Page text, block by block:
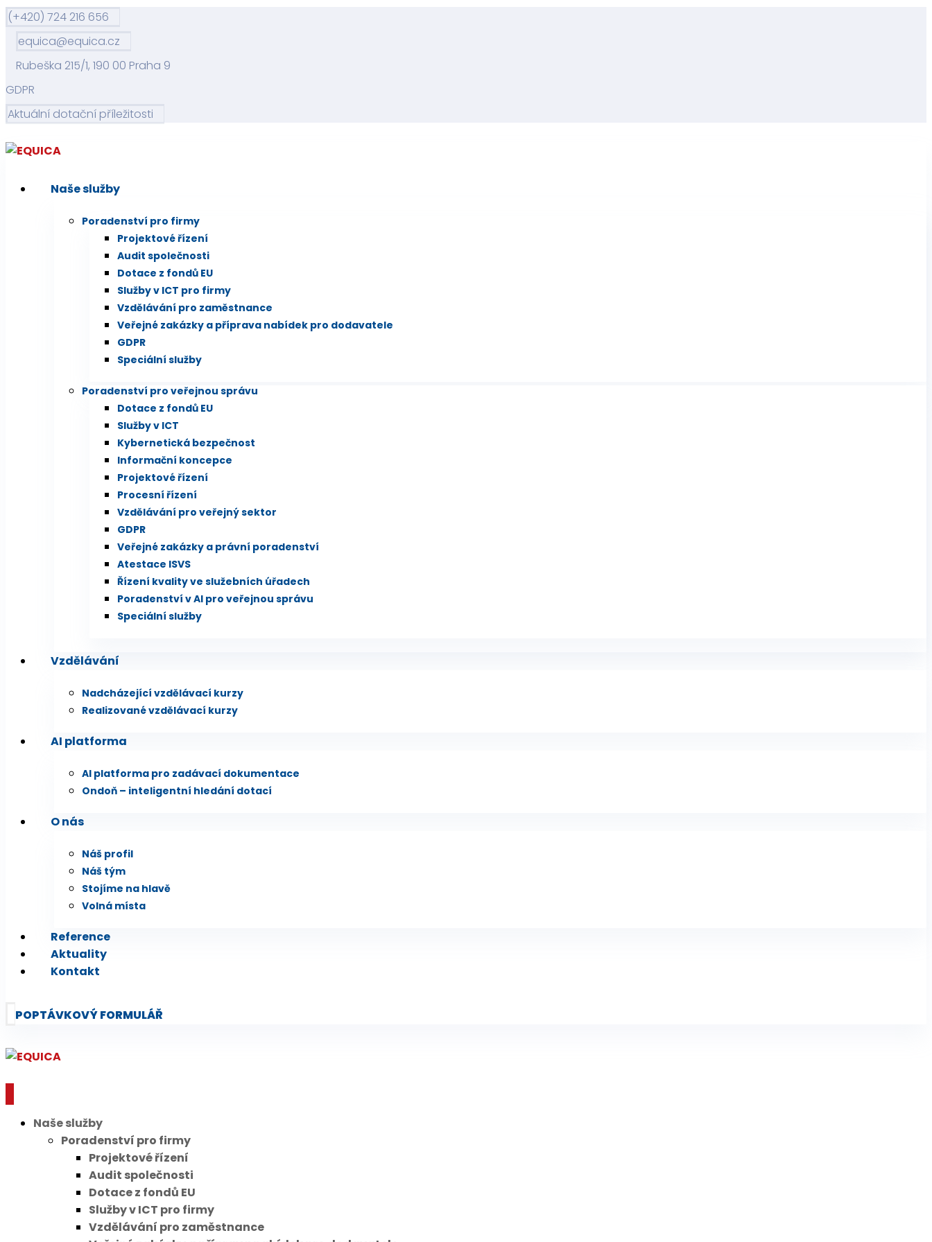
(+420) 724 216 656
equica@equica.cz
Rubeška 215/1, 190 00 Praha 9
GDPR
Aktuální dotační příležitosti
Naše služby
Poradenství pro firmy
Projektové řízení
Audit společnosti
Dotace z fondů EU
Služby v ICT pro firmy
Vzdělávání pro zaměstnance
Veřejné zakázky a příprava nabídek pro dodavatele
GDPR
Speciální služby
Poradenství pro veřejnou správu
Dotace z fondů EU
Služby v ICT
Kybernetická bezpečnost
Informační koncepce
Projektové řízení
Procesní řízení
Vzdělávání pro veřejný sektor
GDPR
Veřejné zakázky a právní poradenství
Atestace ISVS
Řízení kvality ve služebních úřadech
Poradenství v AI pro veřejnou správu
Speciální služby
Vzdělávání
Nadcházející vzdělávací kurzy
Realizované vzdělávací kurzy
AI platforma
AI platforma pro zadávací dokumentace
Ondoň – inteligentní hledání dotací
O nás
Náš profil
Náš tým
Stojíme na hlavě
Volná místa
Reference
Aktuality
Kontakt
POPTÁVKOVÝ FORMULÁŘ
Naše služby
Poradenství pro firmy
Projektové řízení
Audit společnosti
Dotace z fondů EU
Služby v ICT pro firmy
Vzdělávání pro zaměstnance